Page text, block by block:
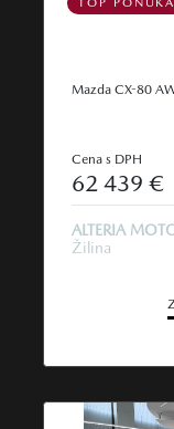
TOP PONUKA
Mazda CX-80
Cena s DPH
62 439 €
ALTERIA
Žilina